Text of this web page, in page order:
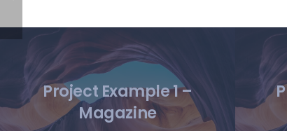
Project Example 1 –
Magazine